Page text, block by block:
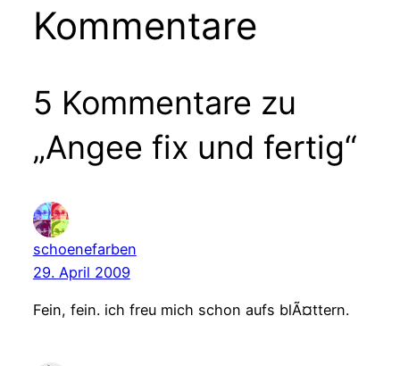
Kommentare
5 Kommentare zu
„Angee fix und fertig“
schoenefarben
29. April 2009
Fein, fein. ich freu mich schon aufs blÃ¤ttern.